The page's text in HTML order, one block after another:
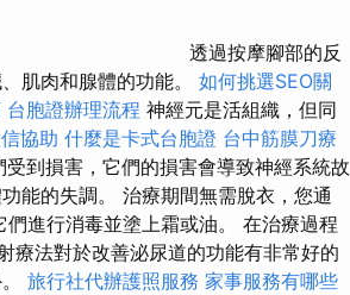
透過按摩腳部的反
肌肉和腺體的功能。 如何挑選SEO關
台胞證辦理流程 神經元是活組織，但同
協助 什麼是卡式台胞證 台中筋膜刀療
受到損害，它們的損害會導致神經系統故
能的失調。 治療期間無需脫衣，您通
進行消毒並塗上霜或油。 在治療過程
療法對於改善泌尿道的功能有非常好的
旅行社代辦護照服務 家事服務有哪些